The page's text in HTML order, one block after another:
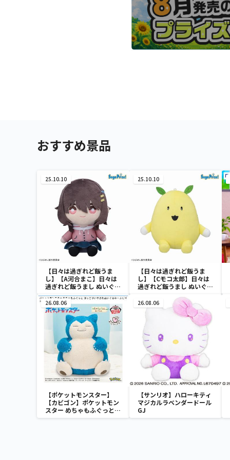
おすすめ景品
25.10.10
【日々は過ぎれど飯うま
し】【A河合まこ】日々は
過ぎれど飯うまし ぬいぐる
みVol.1（EX）
25.10.10
【日々は過ぎれど飯うま
し】【Cモコ太郎】日々は
過ぎれど飯うまし ぬいぐる
26.08.06
【ポケットモンスター】
【カビゴン】ポケットモン
スター めちゃもふぐっと
ほっこりいやされぬいぐる
26.08.06
【サンリオ】ハローキティ
マジカルラベンダードール
GJ